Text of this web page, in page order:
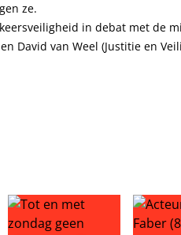
ze.
in debat met de
David van Weel (Justitie en